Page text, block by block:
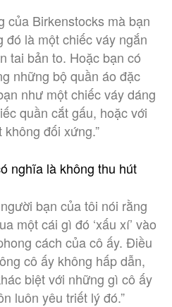
của Birkenstocks mà bạn
đó là một chiếc váy ngắn
tai bản to. Hoặc bạn có
những bộ quần áo đặc
như một chiếc váy dáng
quần cắt gấu, hoặc với
đối xứng.”
nghĩa là không thu hút
bạn của tôi nói rằng
một cái gì đó ‘xấu xí’ vào
cách của cô ấy. Điều
cô ấy không hấp dẫn,
biệt với những gì cô ấy
luôn yêu triết lý đó.”